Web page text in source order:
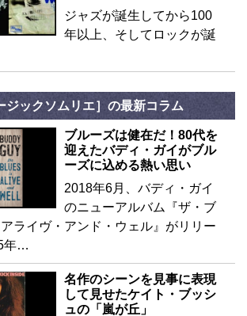
ジャズが誕生してから100
年以上、そしてロックが誕
ジックソムリエ］の最新コラム
ブルーズは健在だ！80代を
迎えたバディ・ガイがブル
ーズに込める熱い思い
2018年6月、バディ・ガイ
のニューアルバム『ザ・ブ
ライヴ・アンド・ウェル』がリリー
年…
名作のシーンを見事に表現
して見せたケイト・ブッシ
ュの「嵐が丘」